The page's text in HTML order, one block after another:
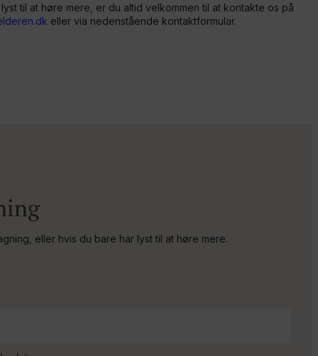
til at høre mere, er du altid velkommen til at kontakte os på
eller via nedenstående kontaktformular.
eller hvis du bare har lyst til at høre mere.